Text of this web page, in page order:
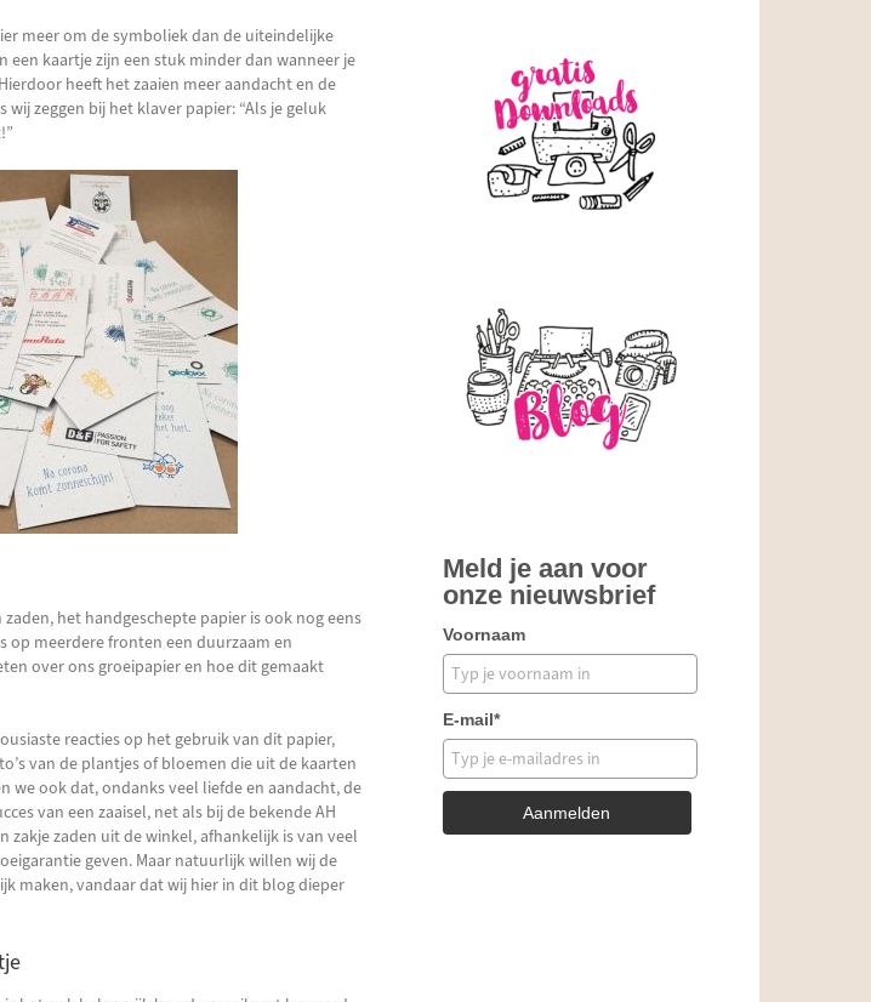
meer om de symboliek dan de uiteindelijke
een kaartje zijn een stuk minder dan wanneer je
heeft het zaaien meer aandacht en de
zeggen bij het klaver papier: “Als je geluk
het handgeschepte papier is ook nog eens
op meerdere fronten een duurzaam en
over ons groeipapier en hoe dit gemaakt
reacties op het gebruik van dit papier,
van de plantjes of bloemen die uit de kaarten
we ook dat, ondanks veel liefde en aandacht, de
van een zaaisel, net als bij de bekende AH
zakje zaden uit de winkel, afhankelijk is van veel
geven. Maar natuurlijk willen wij de
maken, vandaar dat wij hier in dit blog dieper
Meld je aan voor
onze nieuwsbrief
Voornaam
E-mail*
Aanmelden